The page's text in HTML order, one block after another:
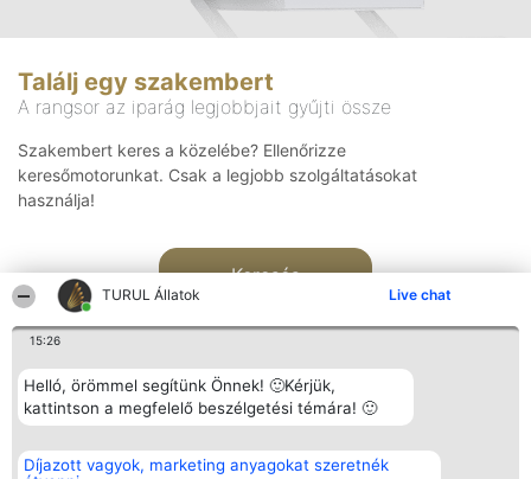
TURUL Állatok Live chat
15:26
Helló, örömmel segítünk Önnek! 🙂Kérjük,
kattintson a megfelelő beszélgetési témára! 🙂
Díjazott vagyok, marketing anyagokat szeretnék
Találj egy szakembert
A rangsor az iparág legjobbjait gyűjti össze
Szakembert keres a közelébe? Ellenőrizze
keresőmotorunkat. Csak a legjobb szolgáltatásokat
használja!
Keresés
Rangsorszervező
SC Beautiful Company S.R.L.
Népszavazás
Nyertesek
Elérhetőség
Elérhetőség